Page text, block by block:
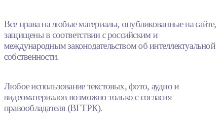
Все права на любые материалы, опубликованные на сайте,
защищены в соответствии с российским и
международным законодательством об интеллектуальной
собственности.
Любое использование текстовых, фото, аудио и
видеоматериалов возможно только с согласия
правообладателя (ВГТРК).